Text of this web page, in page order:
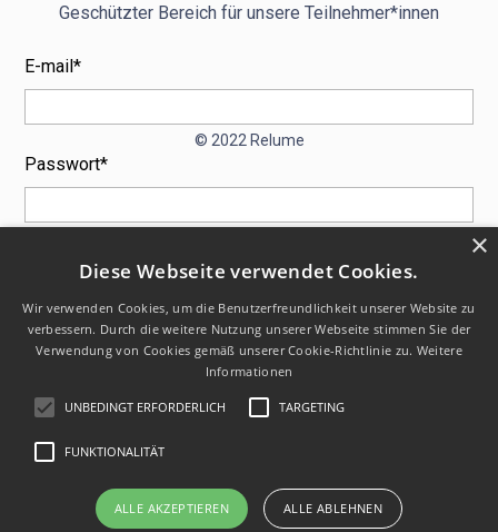
Geschützter Bereich für unsere Teilnehmer*innen
E-mail*
Passwort*
Passwort vergessen?
© 2022 Relume
×
Diese Webseite verwendet Cookies.
Wir verwenden Cookies, um die Benutzerfreundlichkeit unserer Website zu
verbessern. Durch die weitere Nutzung unserer Webseite stimmen Sie der
Verwendung von Cookies gemäß unserer Cookie-Richtlinie zu. Weitere
Informationen
UNBEDINGT ERFORDERLICH TARGETING
FUNKTIONALITÄT
ALLE AKZEPTIEREN ALLE ABLEHNEN